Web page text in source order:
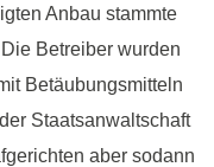
Anbau stammte
Betreiber wurden
Betäubungsmitteln
Staatsanwaltschaft
aber sodann